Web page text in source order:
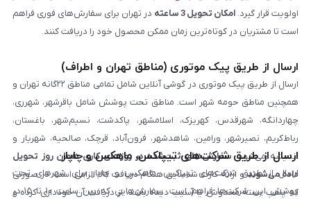
اولویت قرار گیرد. امکان تحویل 3 ساعته
در تهران برای سفارش‌های فوری فراهم
است تا مشتریان در کوتاه‌ترین زمان ممکن محصول خود را دریافت کنند.
ارسال از طریق پیک موتوری (مناطق تهران و اطراف)
ارسال از طریق پیک موتوری در گوشی آنلاین شامل تمامی مناطق ۲۲گانه تهران و
همچنین مناطق حومه شهر است. مناطق تحت پوشش شامل باقرشهر، شهرری،
چهاردانگه، شهرقدس، کهریزک، اسلامشهر، پاکدشت، نسیم‌شهر، باغستان،
رباط‌کریم، نصیرشهر، ورامین، شاهدشهر، فرون‌آباد، قرچک، صالحیه، شهریار و
اندیشه می‌شود. سفارش‌های ثبت‌شده در روزهای کاری همان روز تحویل
داده می‌شوندو ارائه کارت شناسایی هنگام دریافت کالا الزامی است. در صورتی
که پلمپ بسته مخدوش یا آسیب دیده باشد، از دریافت آن خودداری کرده و
ارسال از طریق شرکت‌های تیپاکس، ماهکس و چاپار
ارسال از طریق شرکت‌های تیپاکس، ماهکس و چاپار برای شهرهای تحت
پوشش این شرکت‌ها فراهم است. سفارش‌هایی که بین ساعت ۱۰ تا ۱۵ در